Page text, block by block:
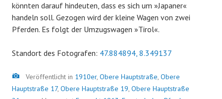
könnten darauf hindeuten, dass es sich um »Japaner«
handeln soll. Gezogen wird der kleine Wagen von zwei
Pferden. Es folgt der Umzugswagen »Tirol«.
Standort des Fotografen: 47.884894, 8.349137
Bild
Veröffentlicht in 1910er, Obere Hauptstraße, Obere
Hauptstraße 17, Obere Hauptstraße 19, Obere Hauptstraße